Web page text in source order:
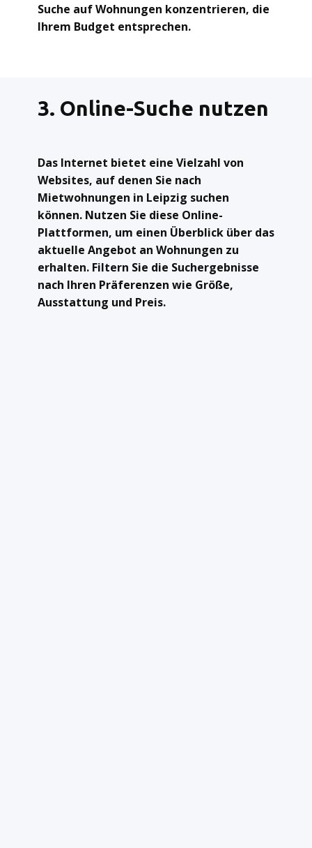
Suche auf Wohnungen konzentrieren, die
Ihrem Budget entsprechen.
3. Online-Suche nutzen
Das Internet bietet eine Vielzahl von
Websites, auf denen Sie nach
Mietwohnungen in Leipzig suchen
können. Nutzen Sie diese Online-
Plattformen, um einen Überblick über das
aktuelle Angebot an Wohnungen zu
erhalten. Filtern Sie die Suchergebnisse
nach Ihren Präferenzen wie Größe,
Ausstattung und Preis.